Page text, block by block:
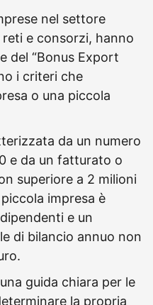
nel settore
e consorzi, hanno
del “Bonus Export
i criteri che
o una piccola
da un numero
e da un fatturato o
superiore a 2 milioni
impresa è
e un
di bilancio annuo non
guida chiara per le
la propria